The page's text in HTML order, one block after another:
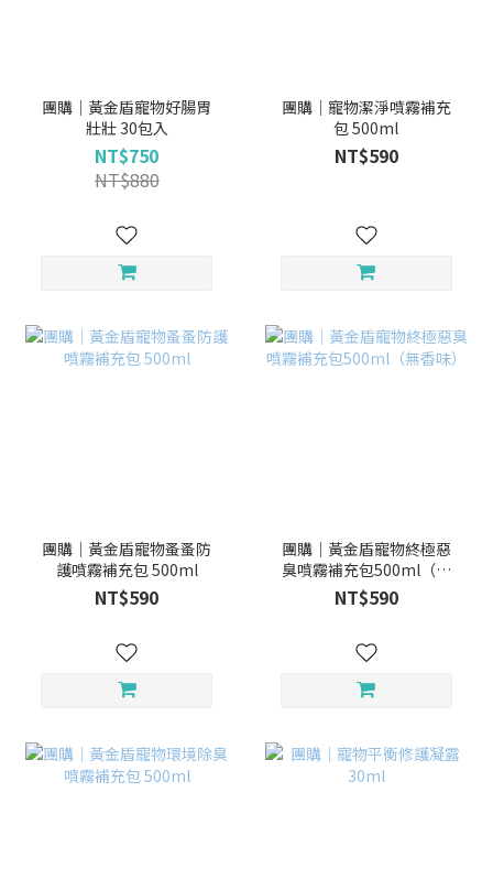
團購｜黃金盾寵物好腸胃
壯壯 30包入
NT$750
NT$880
團購｜寵物潔淨噴霧補充
包 500ml
NT$590
團購｜黃金盾寵物蚤蚤防
護噴霧補充包 500ml
NT$590
團購｜黃金盾寵物終極惡
臭噴霧補充包500ml（無
香味）
NT$590